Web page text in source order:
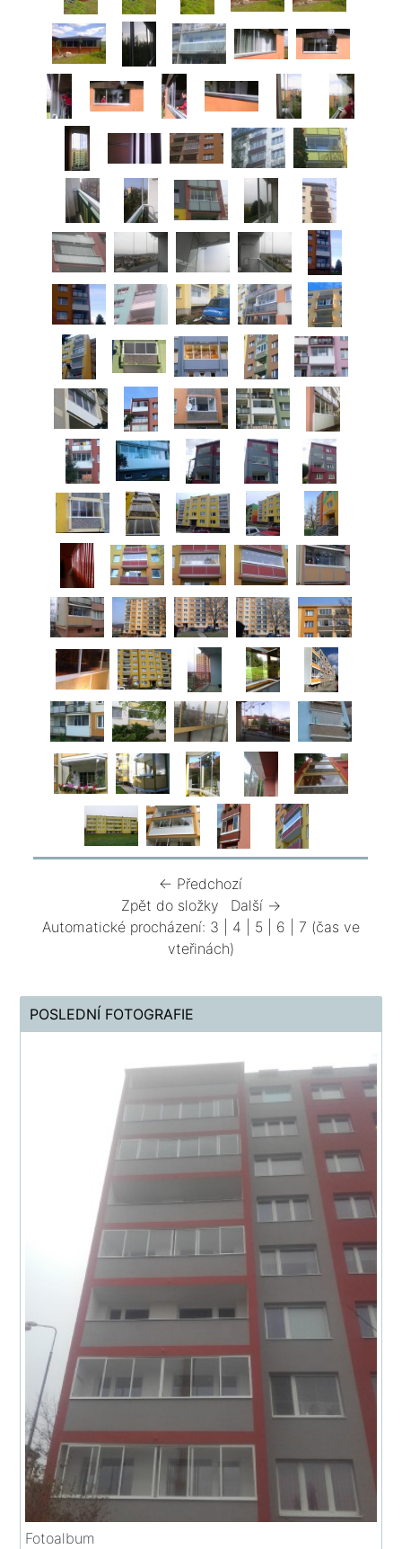
← Předchozí
Zpět do složky
Další →
Automatické procházení: 3 4 5 6 7 (čas ve
vteřinách)
POSLEDNÍ FOTOGRAFIE
Fotoalbum